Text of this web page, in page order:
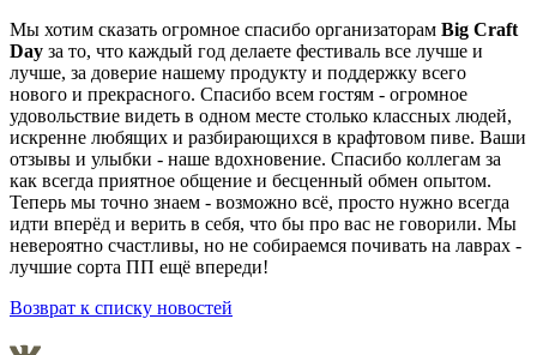
Мы хотим сказать огромное спасибо организаторам Big Craft
Day за то, что каждый год делаете фестиваль все лучше и
лучше, за доверие нашему продукту и поддержку всего
нового и прекрасного. Спасибо всем гостям - огромное
удовольствие видеть в одном месте столько классных людей,
искренне любящих и разбирающихся в крафтовом пиве. Ваши
отзывы и улыбки - наше вдохновение. Спасибо коллегам за
как всегда приятное общение и бесценный обмен опытом.
Теперь мы точно знаем - возможно всё, просто нужно всегда
идти вперёд и верить в себя, что бы про вас не говорили. Мы
невероятно счастливы, но не собираемся почивать на лаврах -
лучшие сорта ПП ещё впереди!
Возврат к списку новостей